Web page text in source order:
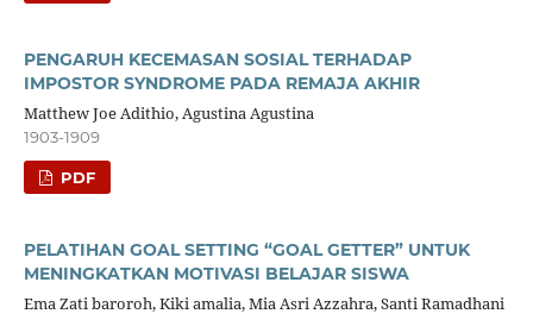
PENGARUH KECEMASAN SOSIAL TERHADAP
IMPOSTOR SYNDROME PADA REMAJA AKHIR
Matthew Joe Adithio, Agustina Agustina
1903-1909
PDF
PELATIHAN GOAL SETTING “GOAL GETTER” UNTUK
MENINGKATKAN MOTIVASI BELAJAR SISWA
Ema Zati baroroh, Kiki amalia, Mia Asri Azzahra, Santi Ramadhani